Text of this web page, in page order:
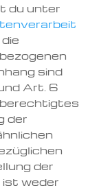
du unter
sind
Art. 6
der
der
weder